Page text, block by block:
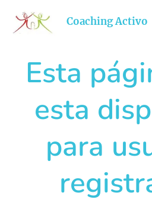
CoachingActivo
Esta
esta
para